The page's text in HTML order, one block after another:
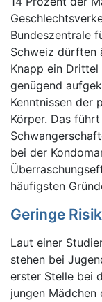
Bundeszentrale
Schweiz dürften
Knapp ein
genügend
Kenntnissen der
Körper. Das
bei der
häufigsten
Geringe
Laut einer
stehen bei
erster Stelle bei
jungen Mädchen